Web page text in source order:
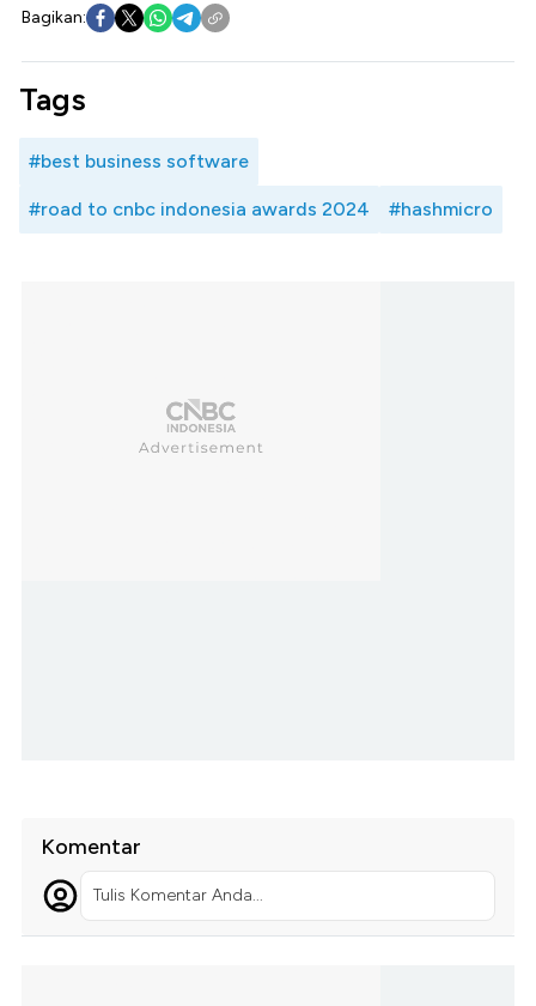
Bagikan:
Tags
#best business software
#road to cnbc indonesia awards 2024 #hashmicro
Komentar
Tulis Komentar Anda...